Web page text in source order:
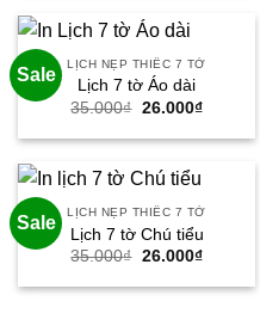
Sale
LỊCH NẸP THIẾC 7 TỜ
Lịch 7 tờ Áo dài
35.000₫ Giá
là:
26.000₫Giá
tại
Sale
LỊCH NẸP THIẾC 7 TỜ
Lịch 7 tờ Chú tiểu
35.000₫ Giá
là:
26.000₫Giá
tại